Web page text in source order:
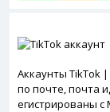
Аккаунты TikTok
по почте, почта
егистрированы с